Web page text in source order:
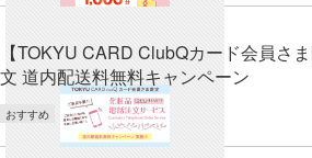
【TOKYU CARD ClubQカード会員さ
文 道内配送料無料キャンペーン
おすすめ